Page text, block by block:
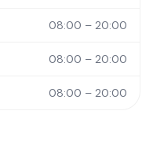
08:00 – 20:00
08:00 – 20:00
08:00 – 20:00